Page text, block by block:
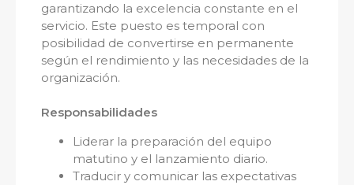
garantizando la excelencia constante en el
servicio. Este puesto es temporal con
posibilidad de convertirse en permanente
según el rendimiento y las necesidades de la
organización.
Responsabilidades
Liderar la preparación del equipo
matutino y el lanzamiento diario.
Traducir y comunicar las expectativas